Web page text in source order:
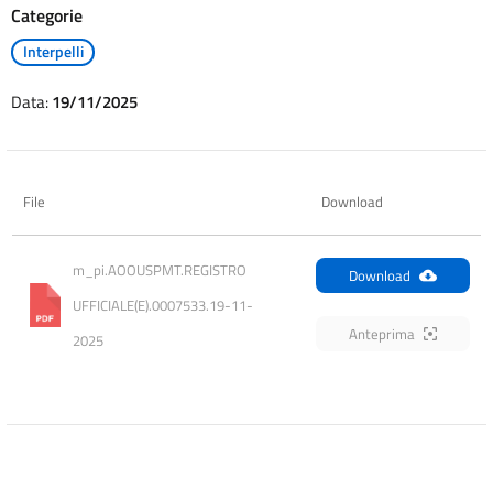
Categorie
Interpelli
Data:19/11/2025
File Download
m_pi.AOOUSPMT.REGISTRO
UFFICIALE(E).0007533.19-11-
2025
Download
Anteprima